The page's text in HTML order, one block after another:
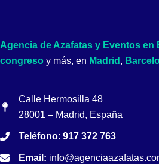
Agencia de Azafatas y Eventos en
congreso y más, en Madrid ,
Calle Hermosilla 48
28001 – Madrid, España
Teléfono: 917 372 763
Email: